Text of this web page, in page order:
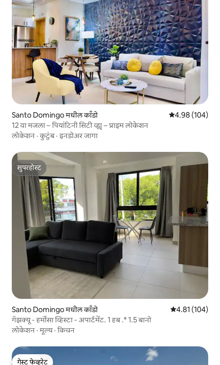
Santo Domingo मधील काँडो 5 पैकी 4.98
4.98 (104)
12 वा मजला – पियांटिनी सिटी व्ह्यू – प्राइम लोकेशन
लोकेशन ·कुटुंब·इनडोअर जागा
सुपरहोस्ट
सुपरहोस्ट
Santo Domingo मधील काँडो 5 पैकी 4.81
4.81 (104)
गॅझक्यू - हर्मोसा व्हिस्टा - अपार्टमेंट. 1 हब .* 1.5 बानो
लोकेशन ·मूल्य·किचन
गेस्ट फेव्हरेट